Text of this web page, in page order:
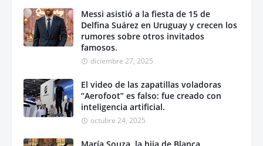
Messi asistió a la fiesta de 15 de
Delfina Suárez en Uruguay y crecen los
rumores sobre otros invitados
famosos.
diciembre 27, 2025
El video de las zapatillas voladoras
“Aerofoot” es falso: fue creado con
inteligencia artificial.
octubre 24, 2025